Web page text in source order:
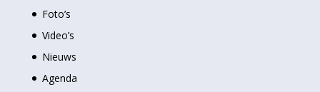
Foto’s
Video’s
Nieuws
Agenda